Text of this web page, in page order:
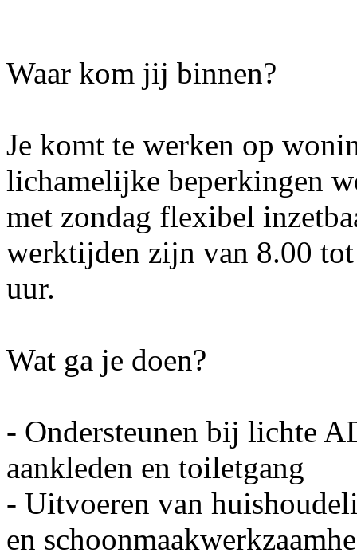
Waar kom jij binnen?
Je komt te werken op
lichamelijke beperkingen
met zondag flexibel
werktijden zijn van 8.00
uur.
Wat ga je doen?
- Ondersteunen bij lichte
aankleden en toiletgang
- Uitvoeren van
en